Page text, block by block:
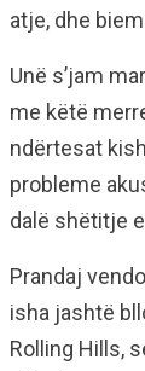
atje, dhe
Unë s’jam
me këtë
ndërtesat
probleme
dalë shëtitje
Prandaj
isha jashtë
Rolling Hills,